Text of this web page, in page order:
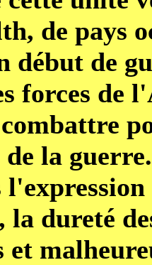
de pays
début de
forces de
la
la dureté